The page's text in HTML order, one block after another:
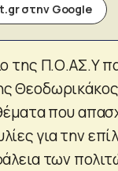
στην Google
της Π.Ο.ΑΣ.Υ
που
για την
των